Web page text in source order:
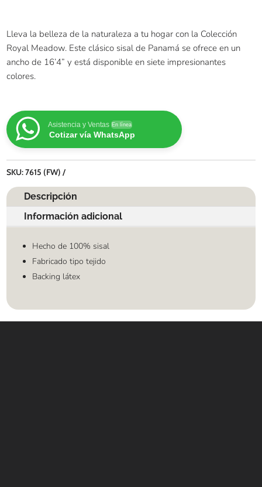
Lleva la belleza de la naturaleza a tu hogar con la Colección
Royal Meadow. Este clásico sisal de Panamá se ofrece en un
ancho de 16’4” y está disponible en siete impresionantes
colores.
Asistencia y Ventas En línea
Cotizar vía WhatsApp
SKU:7615 (FW)
Descripción
Información adicional
Hecho de 100% sisal
Fabricado tipo tejido
Backing látex